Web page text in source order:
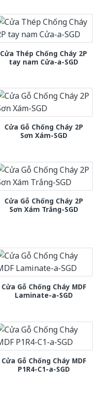
Cửa Thép Chống Cháy 2P
tay nam Cửa-a-SGD
Cửa Gỗ Chống Cháy 2P
Sơn Xám-SGD
Cửa Gỗ Chống Cháy 2P
Sơn Xám Trắng-SGD
Cửa Gỗ Chống Cháy MDF
Laminate-a-SGD
Cửa Gỗ Chống Cháy MDF
P1R4-C1-a-SGD